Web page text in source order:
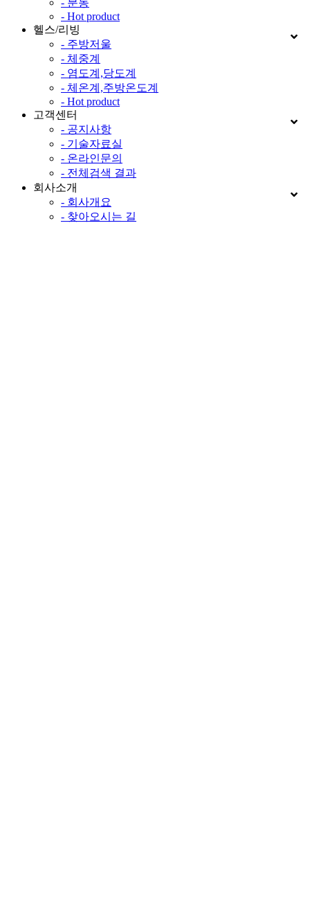
- Hot product
헬스/리빙
- 주방저울
- 체중계
- 염도계,당도계
- 체온계,주방온도계
- Hot product
고객센터
- 공지사항
- 기술자료실
- 온라인문의
- 전체검색 결과
회사소개
- 회사개요
- 찾아오시는 길